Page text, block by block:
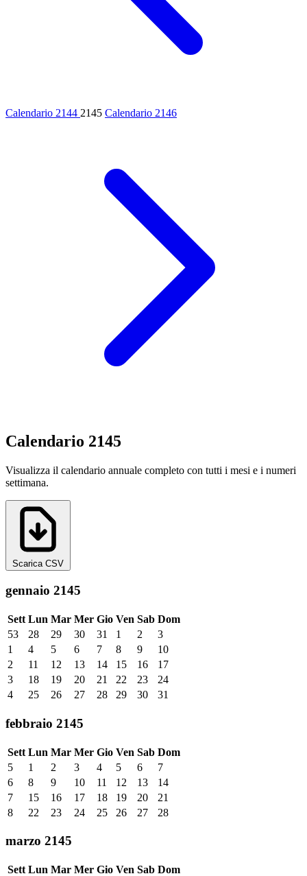
Calendario 2144 2145 Calendario 2146
Calendario 2145
Visualizza il calendario annuale completo con tutti i mesi e i numeri
settimana.
Scarica CSV
gennaio 2145
Sett Lun Mar Mer Gio Ven Sab Dom
53
28 29 30 31 1 2
3
1
4 5 6 7 8 9
10
2
11 12 13 14 15 16
17
3
18 19 20 21 22 23
24
4
25 26 27 28 29 30 31
febbraio 2145
Sett Lun Mar Mer Gio Ven Sab Dom
5
1 2 3 4 5 6
7
6
8 9 10 11 12 13
14
7
15 16 17 18 19 20
21
8
22 23 24 25 26 27 28
marzo 2145
Sett Lun Mar Mer Gio Ven Sab Dom